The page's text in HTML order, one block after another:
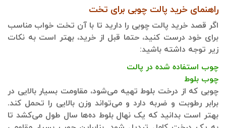
راهنمای خرید پالت چوبی برای تخت
اگر قصد خرید پالت چوبی را دارید تا با آن تخت خواب مناسب
برای خود درست کنید، حتما قبل از خرید، بهتر است به نکات
زیر توجه داشته باشید:
چوب استفاده شده در پالت
چوب بلوط
چوبی که از درخت بلوط تهیه می‌شود، مقاومت بسیار بالایی در
برابر رطوبت و ضربه دارد و می‌تواند وزن بالایی را تحمل کند.
بهتر است بدانید که یک نهال بلوط ده‌ها سال طول می‌کشد تا